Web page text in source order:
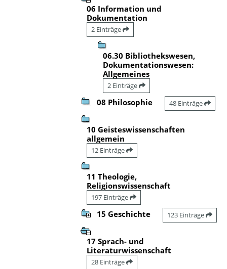
06 Information und
Dokumentation
2 Einträge
06.30 Bibliothekswesen,
Dokumentationswesen:
Allgemeines
2 Einträge
08 Philosophie 48 Einträge
10 Geisteswissenschaften
allgemein
12 Einträge
11 Theologie,
Religionswissenschaft
197 Einträge
15 Geschichte 123 Einträge
17 Sprach- und
Literaturwissenschaft
28 Einträge